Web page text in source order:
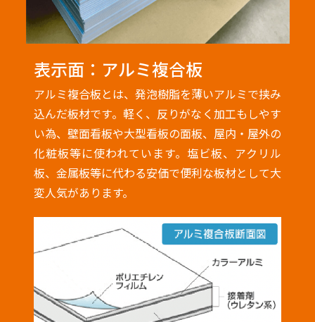
表示面：アルミ複合板
アルミ複合板とは、発泡樹脂を薄いアルミで挟み
込んだ板材です。軽く、反りがなく加工もしやす
い為、壁面看板や大型看板の面板、屋内・屋外の
化粧板等に使われています。塩ビ板、アクリル
板、金属板等に代わる安価で便利な板材として大
変人気があります。